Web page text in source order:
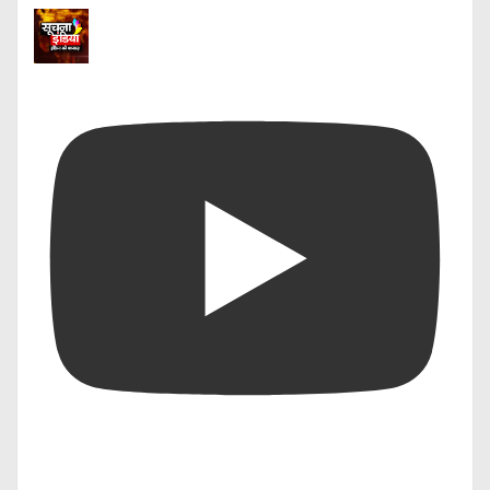
डेटा का विश्लेषण कर हमारी स्वास्थ्य स्थिति की
निगरानी करता है।
आसान समाधान, तुरंत होगी समस्या दूर
4. विशिष्ट उद्योगों में AI के विकास की
भविष्यवाणियाँ (Predictions for AI
Advancements in Specific Industries)
AI का प्रभाव हर उद्योग में दिखने लगा है, और आने वाले
समय में इसमें और भी बदलाव देखे जा सकते हैं:
स्वास्थ्य क्षेत्र: स्वास्थ्य सेवाओं में AI के प्रयोग से